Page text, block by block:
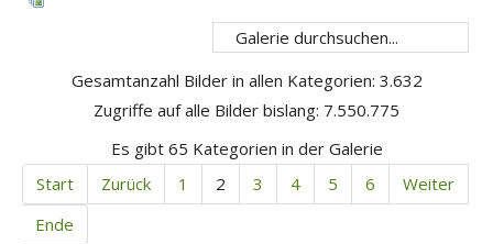
Gesamtanzahl Bilder in allen Kategorien: 3.632
Zugriffe auf alle Bilder bislang: 7.550.775
Es gibt 65 Kategorien in der Galerie
Start
Zurück 1 2 3 4 5 6
Weiter
Ende